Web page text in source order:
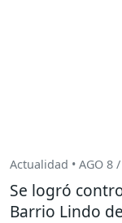
Actualidad • AGO 8
Se logró
Barrio Lindo